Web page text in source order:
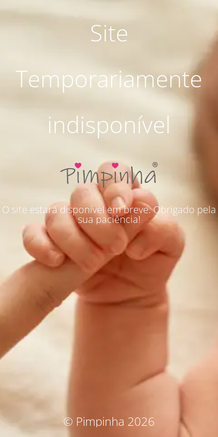
Site
Temporariamente
indisponível
O site estará disponível em breve. Obrigado pela
sua paciência!
© Pimpinha 2026